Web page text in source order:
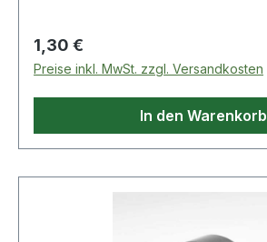
Regulärer Preis:
1,30 €
Preise inkl. MwSt. zzgl. Versandkosten
In den Warenkorb